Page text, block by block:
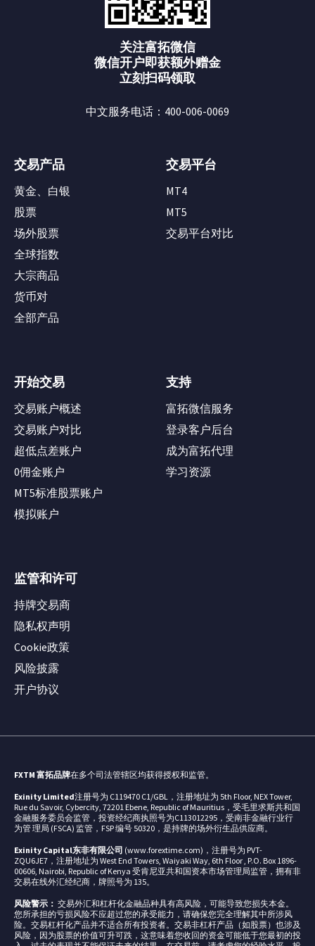
关注富拓微信
微信开户即获额外赠金
立刻扫码领取
中文服务电话：400-006-0069
交易产品
黄金、白银
股票
场外股票
全球指数
大宗商品
货币对
全部产品
交易平台
MT4
MT5
交易平台对比
监管和许可
持牌交易商
隐私权声明
Cookie政策
风险披露
开户协议
开始交易
交易账户概述
交易账户对比
超低点差账户
0佣金账户
MT5标准股票账户
模拟账户
支持
富拓微信服务
登录客户后台
成为富拓代理
学习资源
FXTM 富拓品牌在多个司法管辖区均获得授权和监管。
Exinity Limited注册号为 C119470 C1/GBL，注册地址为 5th Floor, NEX Tower,
Rue du Savoir, Cybercity, 72201 Ebene, Republic of Mauritius，受毛里求斯共和国
金融服务委员会监管，投资经纪商执照号为C113012295，受南非金融行业行
为管 理局 (FSCA) 监管，FSP 编号 50320，是持牌的场外衍生品供应商。
Exinity Capital东非有限公司 (www.forextime.com)，注册号为 PVT-
ZQU6JE7，注册地址为 West End Towers, Waiyaki Way, 6th Floor , P.O. Box 1896-
00606, Nairobi, Republic of Kenya 受肯尼亚共和国资本市场管理局监管，拥有非
交易在线外汇经纪商，牌照号为 135。
风险警示： 交易外汇和杠杆化金融品种具有高风险，可能导致您损失本金。
您所承担的亏损风险不应超过您的承受能力，请确保您完全理解其中所涉风
险。交易杠杆化产品并不适合所有投资者。交易非杠杆产品（如股票）也涉及
风险，因为股票的价值可升可跌，这意味着您收回的资金可能低于您最初的投